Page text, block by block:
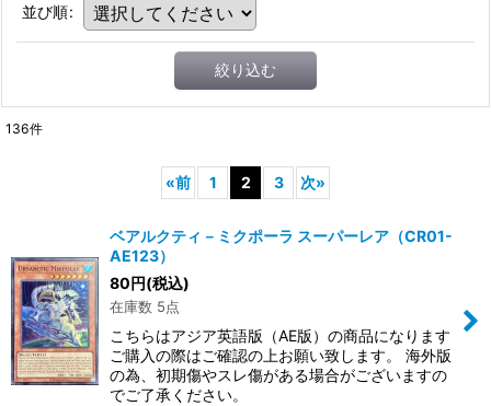
並び順:
絞り込む
136件
«前 1 2 3 次»
ベアルクティ－ミクポーラ スーパーレア（CR01-
AE123）
80円(税込)
在庫数 5点
こちらはアジア英語版（AE版）の商品になります
ご購入の際はご確認の上お願い致します。 海外版
の為、初期傷やスレ傷がある場合がございますの
でご了承ください。